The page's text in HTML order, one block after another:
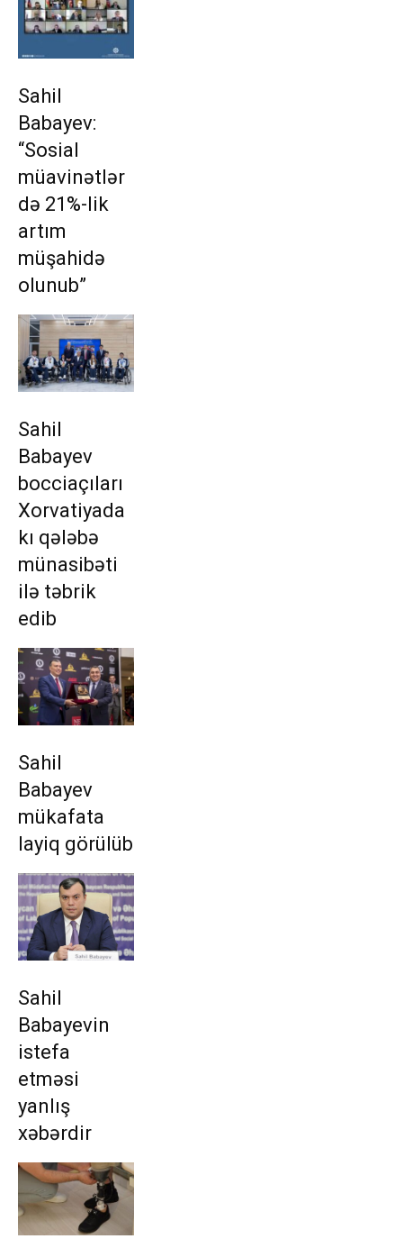
Sahil
Babayev:
“Sosial
müavinətlər
də 21%-lik
artım
müşahidə
olunub”
Sahil
Babayev
bocciaçıları
Xorvatiyada
kı qələbə
münasibəti
ilə təbrik
edib
Sahil
Babayev
mükafata
layiq görülüb
Sahil
Babayevin
istefa
etməsi
yanlış
xəbərdir